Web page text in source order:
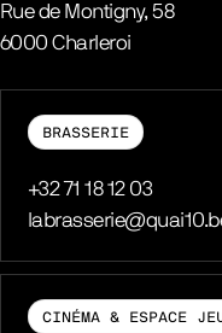
Rue de Montigny, 58
6000 Charleroi
BRASSERIE
Téléphone
+32 71 18 12 03
E-mail
CINÉMA & ESPACE